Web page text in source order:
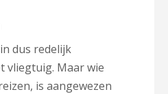
dus redelijk
vliegtuig. Maar wie
is aangewezen